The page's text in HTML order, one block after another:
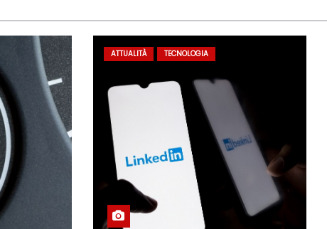
ATTUALITÀ TECNOLOGIA